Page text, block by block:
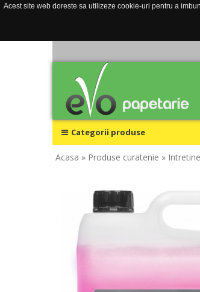
Acest site web doreste sa utilizeze cookie-uri pentru a
Categorii produse
Acasa » Produse curatenie »